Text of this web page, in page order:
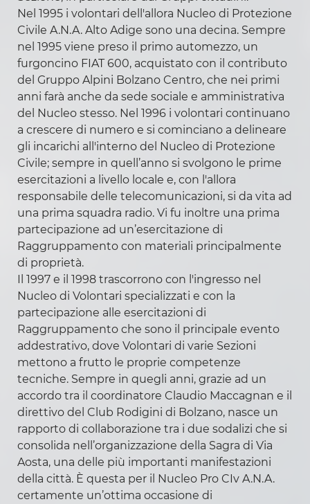
Fotogallery
Attività sportive
Alpiniadi Invernali 2024
Risultati e classifiche
Trofeo dei Presidenti
Campionato Nazionale Sci di Fondo 2019
Soggiorno Alpino di Costalovara
Centro studi
Libro verde
Attività culturali e con le scuole
Alpiniadi Invernali 2024
Programma
I Campi Gara
Sci Alpinismo
Slalom
Sci di Fondo
Nel 1995 i volontari dell'allora Nucleo di Protezione
Civile A.N.A. Alto Adige sono una decina. Sempre
nel 1995 viene preso il primo automezzo, un
furgoncino FIAT 600, acquistato con il contributo
del Gruppo Alpini Bolzano Centro, che nei primi
anni farà anche da sede sociale e amministrativa
del Nucleo stesso. Nel 1996 i volontari continuano
a crescere di numero e si cominciano a delineare
gli incarichi all'interno del Nucleo di Protezione
Civile; sempre in quell’anno si svolgono le prime
esercitazioni a livello locale e, con l'allora
responsabile delle telecomunicazioni, si da vita ad
una prima squadra radio. Vi fu inoltre una prima
partecipazione ad un’esercitazione di
Raggruppamento con materiali principalmente
di proprietà.
Il 1997 e il 1998 trascorrono con l'ingresso nel
Nucleo di Volontari specializzati e con la
partecipazione alle esercitazioni di
Raggruppamento che sono il principale evento
addestrativo, dove Volontari di varie Sezioni
mettono a frutto le proprie competenze
tecniche. Sempre in quegli anni, grazie ad un
accordo tra il coordinatore Claudio Maccagnan e il
direttivo del Club Rodigini di Bolzano, nasce un
rapporto di collaborazione tra i due sodalizi che si
consolida nell’organizzazione della Sagra di Via
Aosta, una delle più importanti manifestazioni
della città. È questa per il Nucleo Pro CIv A.N.A.
certamente un’ottima occasione di